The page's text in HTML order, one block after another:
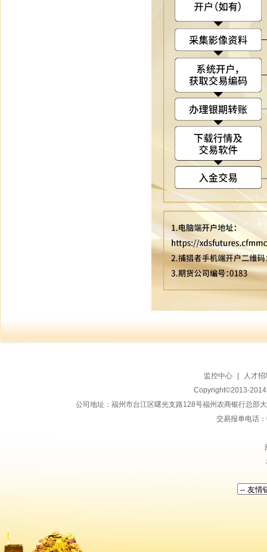
监控中心
人才招
Copyright©2013-
公司地址：福州市台江区曙光支路128号福州农商银行总
交易报单电话